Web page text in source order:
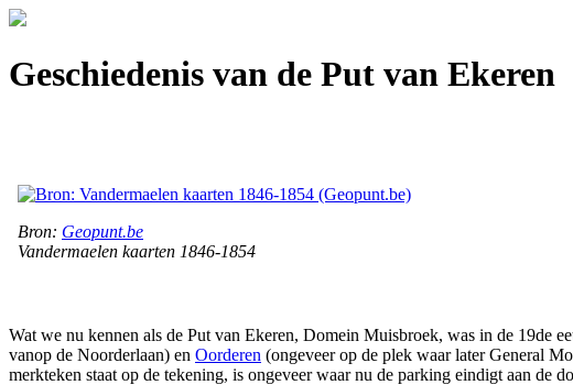
Geschiedenis van de Put van Ekeren
Bron: Geopunt.be
Vandermaelen kaarten 1846-1854
Wat we nu kennen als de Put van Ekeren, Domein Muisbroek, was in de 19de
vanop de Noorderlaan) en Oorderen (ongeveer op de plek waar later General
merkteken staat op de tekening, is ongeveer waar nu de parking eindigt aan de